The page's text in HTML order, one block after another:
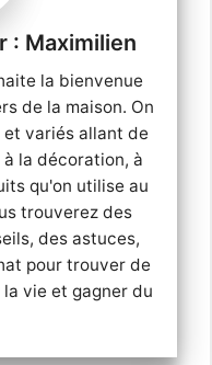
Maximilien
la bienvenue
de la maison. On
variés allant de
la décoration, à
qu'on utilise au
trouverez des
des astuces,
pour trouver de
vie et gagner du